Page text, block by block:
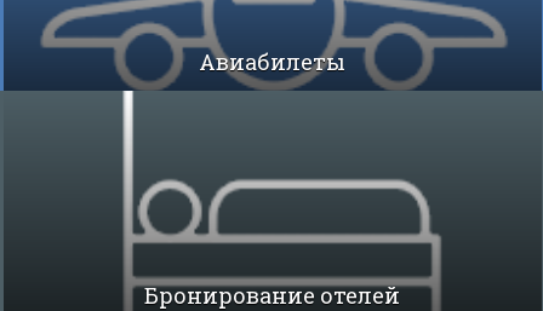
Авиабилеты
Бронирование отелей